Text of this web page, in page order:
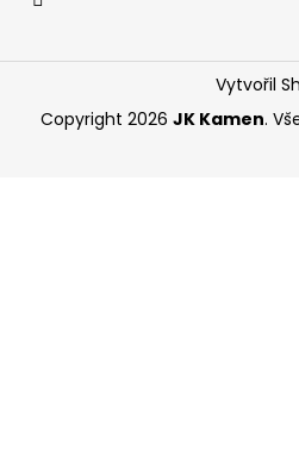
Vytvořil
Copyright 2026 JK Kamen.